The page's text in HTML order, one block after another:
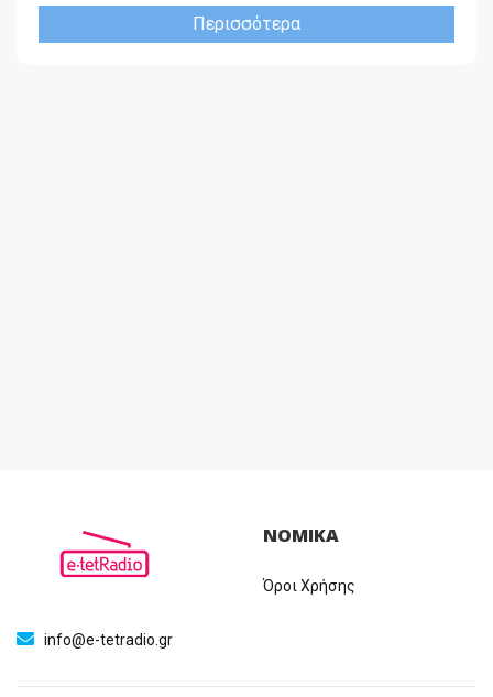
Περισσότερα
info@e-tetradio.gr
ΝΟΜΙΚΑ
Όροι Χρήσης